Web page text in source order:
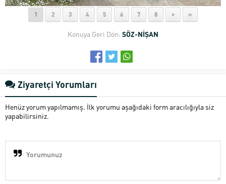
1 2 3 4 5 6 7 8 > »
Konuya Geri Dön: SÖZ-NİŞAN
Ziyaretçi Yorumları
Henüz yorum yapılmamış. İlk yorumu aşağıdaki form aracılığıyla siz
yapabilirsiniz.